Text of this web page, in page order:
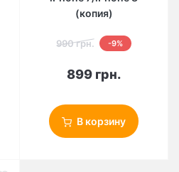
(копия)
990 грн. -9%
899 грн.
В корзину